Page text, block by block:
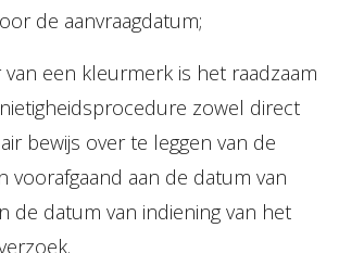
de aanvraagdatum;
een kleurmerk is het raadzaam
zowel direct
bewijs over te leggen van de
voorafgaand aan de datum van
de datum van indiening van het